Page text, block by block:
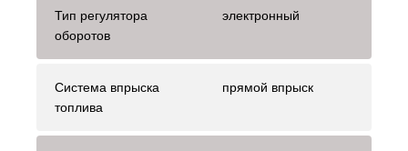
Тип регулятора
оборотов
электронный
Система впрыска
топлива
прямой впрыск